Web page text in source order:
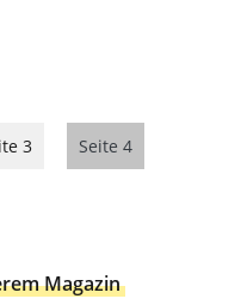
3 Seite 4
Magazin